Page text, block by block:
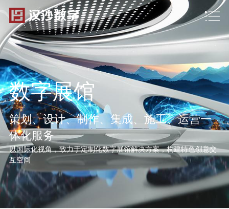
数字展馆
策划、设计、制作、集成、施工、运营一
体化服务
以国际化视角，致力于定制化数字展馆解决方案，构建特色创意交
互空间